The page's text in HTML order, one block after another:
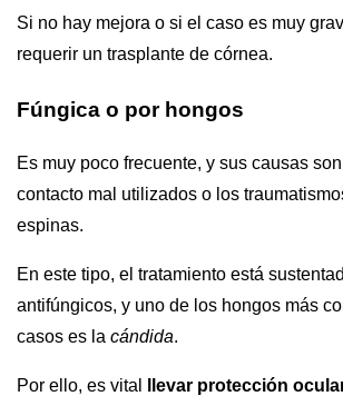
Si no hay mejora o si el caso es muy
requerir un trasplante de córnea.
Fúngica o por hongos
Es muy poco frecuente, y sus causas
contacto mal utilizados o los
espinas.
En este tipo, el tratamiento está
antifúngicos, y uno de los hongos más
casos es la cándida.
Por ello, es vital
llevar protección